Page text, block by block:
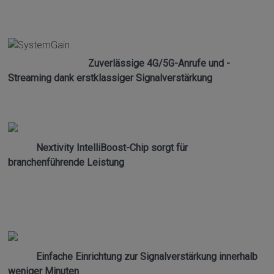
Zuverlässige 4G/5G-Anrufe und -
Streaming dank erstklassiger Signalverstärkung
Nextivity IntelliBoost-Chip sorgt für
branchenführende Leistung
Einfache Einrichtung zur Signalverstärkung innerhalb
weniger Minuten